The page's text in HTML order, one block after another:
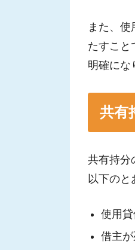
また、
たすこと
明確にな
共有
共有持分
以下のと
使用
借主